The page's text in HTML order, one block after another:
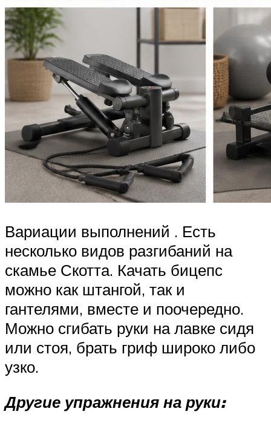
Вариации выполнений . Есть
несколько видов разгибаний на
скамье Скотта. Качать бицепс
можно как штангой, так и
гантелями, вместе и поочередно.
Можно сгибать руки на лавке сидя
или стоя, брать гриф широко либо
узко.
Другие упражнения на руки: